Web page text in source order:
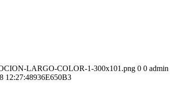
LARGO-COLOR-1-300x101.png 0 0 admin
12:27:48936E650B3